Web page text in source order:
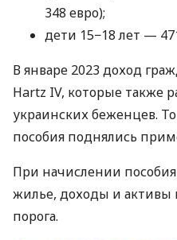
348 евро);
дети 15−18 лет —
В январе 2023 доход
Hartz IV, которые также
украинских беженцев.
пособия поднялись
При начислении
жилье, доходы и активы
порога.